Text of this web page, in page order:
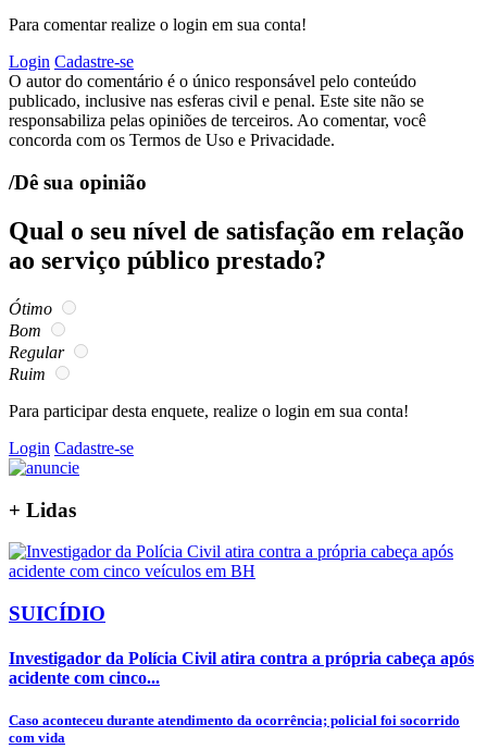
Para comentar realize o login em sua conta!
Login Cadastre-se
O autor do comentário é o único responsável pelo conteúdo
publicado, inclusive nas esferas civil e penal. Este site não se
responsabiliza pelas opiniões de terceiros. Ao comentar, você
concorda com os Termos de Uso e Privacidade.
/Dê sua opinião
Qual o seu nível de satisfação em relação
ao serviço público prestado?
Ótimo
Bom
Regular
Ruim
Para participar desta enquete, realize o login em sua conta!
Login Cadastre-se
+ Lidas
SUICÍDIO
Investigador da Polícia Civil atira contra a própria cabeça após
acidente com cinco...
Caso aconteceu durante atendimento da ocorrência; policial foi socorrido
com vida